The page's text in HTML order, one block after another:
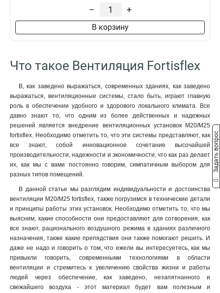
М32/М40
М16/М20 1
М12/М16
– +
В корзину
Что такое Вентиляция Fortisflex
В, как заведено выражаться, современных зданиях, как заведено
выражаться, вентиляционные системы, стало быть, играют главную
роль в обеспечении удобного и здорового локального климата. Все
давно знают то, что одним из более действенных и надежных
решений является внедрение вентиляционных установок M20/М25
fortisflex. Необходимо отметить то, что эти системы представляют, как
все знают, собой инновационное сочетание высочайшей
производительности, надежности и экономичности, что как раз делает
их, как мы с вами постоянно говорим, симпатичным выбором для
разных типов помещений.
В данной статье мы разглядим индивидуальности и достоинства
вентиляции M20/М25 fortisflex, также погрузимся в технические детали
и принципы работы этих установок. Необходимо отметить то, что мы
выясним, какие способности они предоставляют для сотворения, как
все знают, рационального воздушного режима в зданиях различного
назначения, также какие препядствия они также помогают решить. И
даже не надо и говорить о том, что ежели вы интересуетесь, как мы
привыкли говорить, современными технологиями в области
вентиляции и стремитесь к увеличению свойства жизни и работы
людей через обеспечение, как заведено, незапятнанного и
свежайшего воздуха - этот материал будет вам полезным и
Задать вопрос